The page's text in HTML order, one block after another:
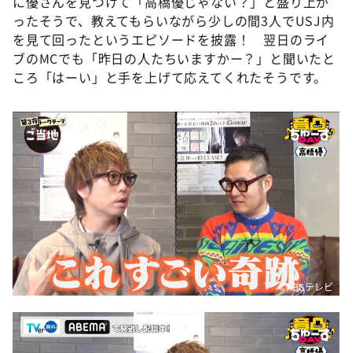
ったそうで、教えてもらいながら少しの間3人でUSJ内
を見て回ったというエピソードを披露！ 翌日のライ
ブのMCでも「昨日の人たちいますかー？」と聞いたと
ころ「はーい」と手を上げて応えてくれたそうです。
©ABCテレビ